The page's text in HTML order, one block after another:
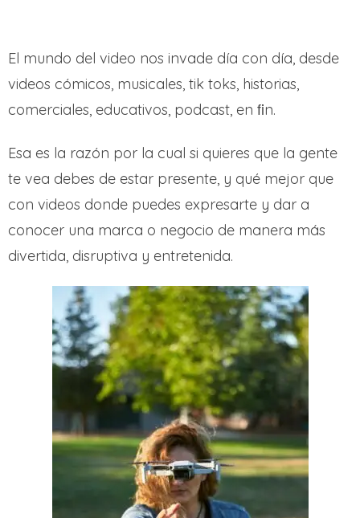
El mundo del video nos invade día con día, desde
videos cómicos, musicales, tik toks, historias,
comerciales, educativos, podcast, en ﬁn.
Esa es la razón por la cual si quieres que la gente
te vea debes de estar presente, y qué mejor que
con videos donde puedes expresarte y dar a
conocer una marca o negocio de manera más
divertida, disruptiva y entretenida.